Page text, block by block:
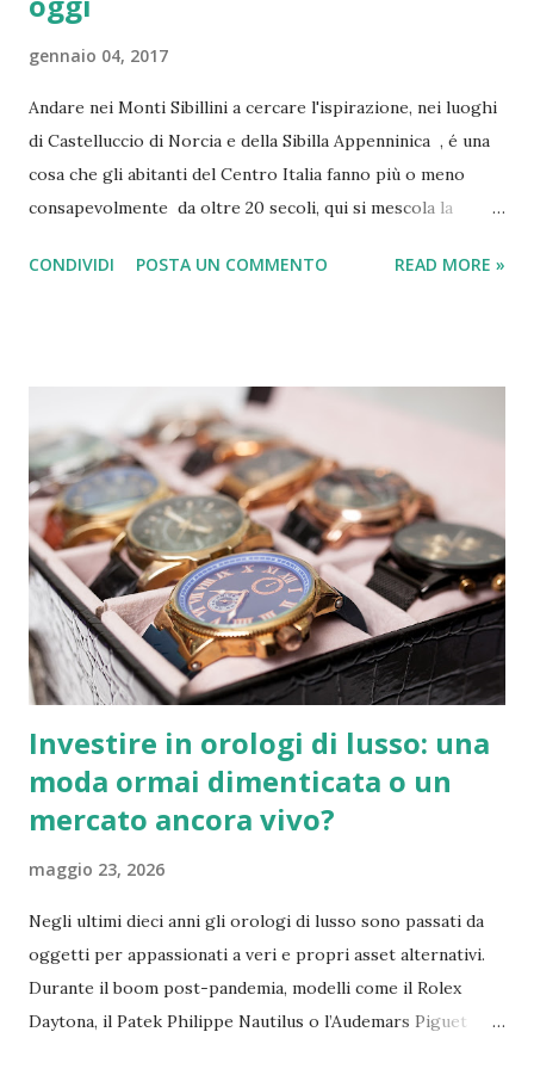
gennaio 04, 2017
Andare nei Monti Sibillini a cercare l'ispirazione, nei luoghi
di Castelluccio di Norcia e della Sibilla Appenninica , é una
cosa che gli abitanti del Centro Italia fanno più o meno
consapevolmente da oltre 20 secoli, qui si mescola la
luogo incantato già di suo, raccontato da favole medievali e
all'epoca in cui il Vaticano decise di combattere le eresie .
Oggi cercheremo di fare luce in una vicenda che mischia
oltre 20 secoli di leggende, trascendente, favole, storia,
geografia, turismo, e stupefacente bellezza della natura,
con magìa, forze sconosciute della terra e insondabilità
dell'animo umano .
CONDIVIDI POSTA UN COMMENTO READ MORE »
Investire in orologi di lusso: una
moda ormai dimenticata o un
mercato ancora vivo?
maggio 23, 2026
Negli ultimi dieci anni gli orologi di lusso sono passati da
oggetti per appassionati a veri e propri asset alternativi.
Durante il boom post-pandemia, modelli come il Rolex
Daytona, il Patek Philippe Nautilus o l’Audemars Piguet